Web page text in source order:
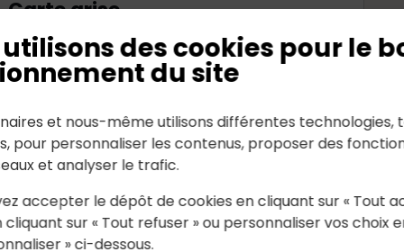
des cookies pour le
du site
et nous-même utilisons différentes technologies,
pour personnaliser les contenus, proposer des
et analyser le trafic.
accepter le dépôt de cookies en cliquant sur « Tout
sur « Tout refuser » ou personnaliser vos choix
» ci-dessous.
Carte grise
En savoir plus
Suivez-nous